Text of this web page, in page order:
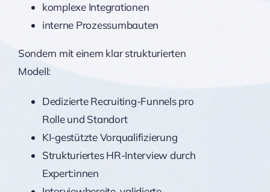
komplexe Integrationen
interne Prozessumbauten
Sondern mit einem klar strukturierten
Modell:
Dedizierte Recruiting-Funnels pro
Rolle und Standort
KI-gestützte Vorqualifizierung
Strukturiertes HR-Interview durch
Expert:innen